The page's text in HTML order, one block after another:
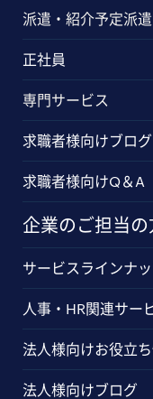
派遣・紹介予定派遣
正社員
専門サービス
求職者様向けブログ
求職者様向けQ＆A
企業のご担当の
サービスラインナ
人事・HR関連サー
法人様向けお役立
法人様向けブログ